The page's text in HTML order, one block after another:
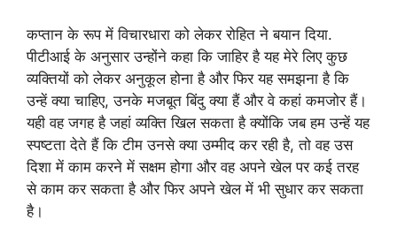
कप्तान के रूप में विचारधारा को लेकर रोहित ने बयान दिया.
पीटीआई के अनुसार उन्होंने कहा कि जाहिर है यह मेरे लिए कुछ
व्यक्तियों को लेकर अनुकूल होना है और फिर यह समझना है कि
उन्हें क्या चाहिए, उनके मजबूत बिंदु क्या हैं और वे कहां कमजोर हैं।
यही वह जगह है जहां व्यक्ति खिल सकता है क्योंकि जब हम उन्हें यह
स्पष्टता देते हैं कि टीम उनसे क्या उम्मीद कर रही है, तो वह उस
दिशा में काम करने में सक्षम होगा और वह अपने खेल पर कई तरह
से काम कर सकता है और फिर अपने खेल में भी सुधार कर सकता
है।